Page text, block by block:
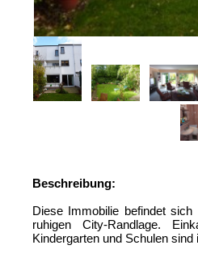
Beschreibung:
Diese Immobilie befindet
ruhigen City-Randlage.
Kindergarten und Schulen